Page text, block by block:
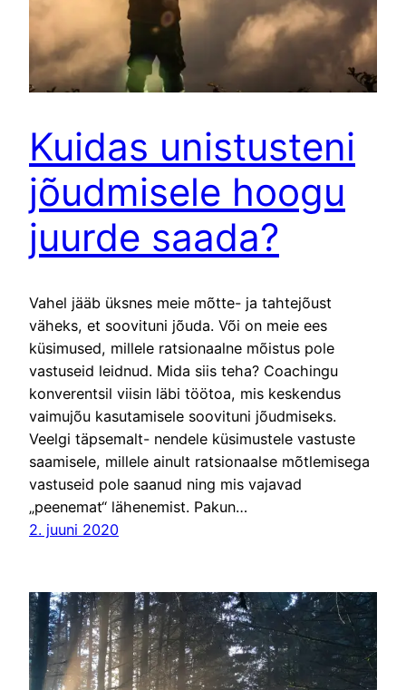
Kuidas unistusteni
jõudmisele hoogu
juurde saada?
Vahel jääb üksnes meie mõtte- ja tahtejõust
väheks, et soovituni jõuda. Või on meie ees
küsimused, millele ratsionaalne mõistus pole
vastuseid leidnud. Mida siis teha? Coachingu
konverentsil viisin läbi töötoa, mis keskendus
vaimujõu kasutamisele soovituni jõudmiseks.
Veelgi täpsemalt- nendele küsimustele vastuste
saamisele, millele ainult ratsionaalse mõtlemisega
vastuseid pole saanud ning mis vajavad
„peenemat“ lähenemist. Pakun…
2. juuni 2020